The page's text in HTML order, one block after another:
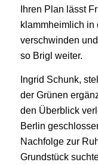
Ihren Plan lässt
klammheimlich in
verschwinden
so Brigl weiter.
Ingrid Schunk,
der Grünen
den Überblick
Berlin
Nachfolge zur
Grundstück